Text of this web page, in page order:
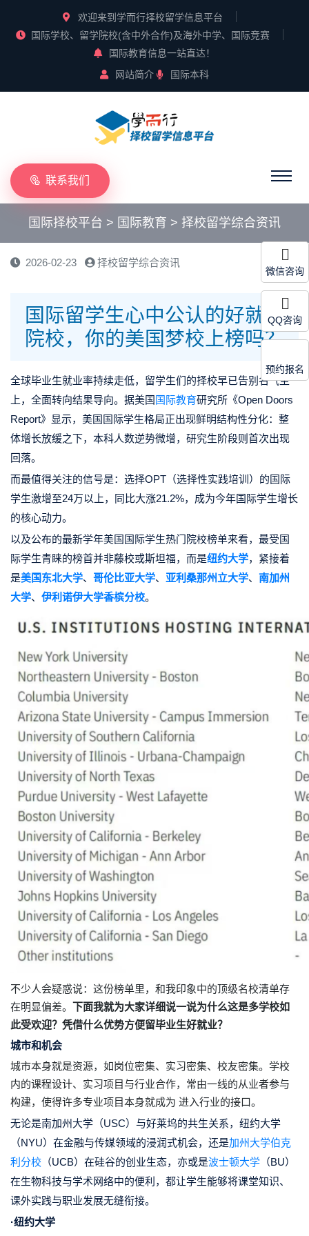
欢迎来到学而行择校留学信息平台
国际学校、留学院校(含中外合作)及海外中学、国际竞赛
国际教育信息一站直达！
网站简介
国际本科
联系我们
国际择校平台 > 国际教育 > 择校留学综合资讯
2026-02-23 择校留学综合资讯
国际留学生心中公认的好就业
院校，你的美国梦校上榜吗？
全球毕业生就业率持续走低，留学生们的择校早已告别名气至
上，全面转向结果导向。 据美国 国际教育研究所《Open Doors
Report》显示，美国国际学生格局正出现鲜明结构性分化：整
体增长放缓之下，本科人数逆势微增，研究生阶段则首次出现
回落。
而最值得关注的信号是：选择OPT（选择性实践培训）的国际
学生激增至24万以上，同比大涨21.2%，成为今年国际学生增长
的核心动力。
以及公布的最新学年美国国际学生热门院校榜单来看，最受国
际学生青睐的榜首并非藤校或斯坦福，而是纽约大学，紧接着
是美国东北大学、 哥伦比亚大学、 亚利桑那州立大学、 南加州
大学、 伊利诺伊大学香槟分校。
不少人会疑惑说：这份榜单里，和我印象中的顶级名校清单存
在明显偏差。 下面我就为大家详细说一说为什么这是多学校如
此受欢迎？凭借什么优势方便留毕业生好就业？
城市和机会
城市本身就是资源，如岗位密集、实习密集、校友密集。学校
内的课程设计、实习项目与行业合作，常由一线的从业者参与
构建，使得许多专业项目本身就成为 进入行业的接口。
无论是南加州大学（USC）与好莱坞的共生关系，纽约大学
（NYU）在金融与传媒领域的浸润式机会，还是加州大学伯克
利分校 （UCB）在硅谷的创业生态，亦或是波士顿大学 （BU）
在生物科技与学术网络中的便利，都让学生能够将课堂知识、
课外实践与职业发展无缝衔接。
·纽约大学
微信咨询
QQ咨询
预约报名